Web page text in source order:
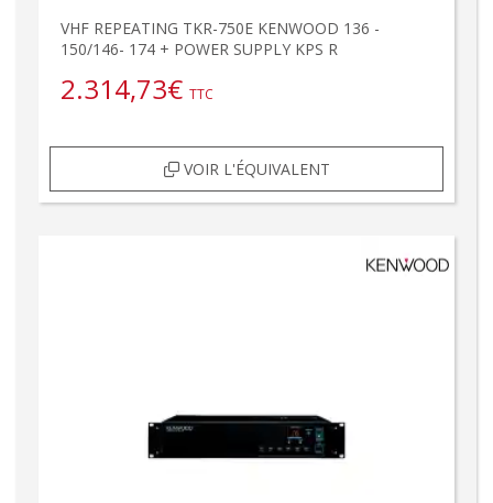
VHF REPEATING TKR-750E KENWOOD 136 -
150/146- 174 + POWER SUPPLY KPS R
2.314,73€ TTC
VOIR L'ÉQUIVALENT